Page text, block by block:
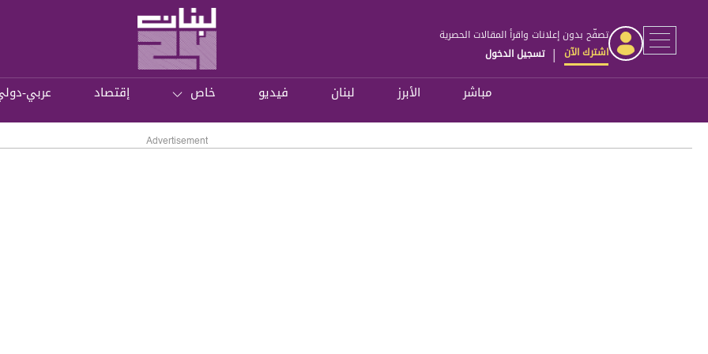
تصفّح بدون إعلانات واقرأ المقالات الحصرية
اشترك الآن | تسجيل الدخول
مباشر الأبرز لبنان فيديو خاص إقتصاد عربي-
Advertisement